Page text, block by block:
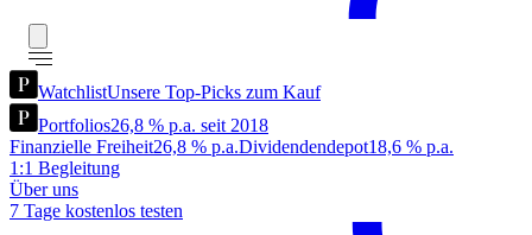
WatchlistUnsere Top-Picks zum Kauf
Portfolios26,8 % p.a. seit 2018
Finanzielle Freiheit26,8 % p.a.Dividendendepot18,6 % p.a.
1:1 Begleitung
Über uns
7 Tage kostenlos testen